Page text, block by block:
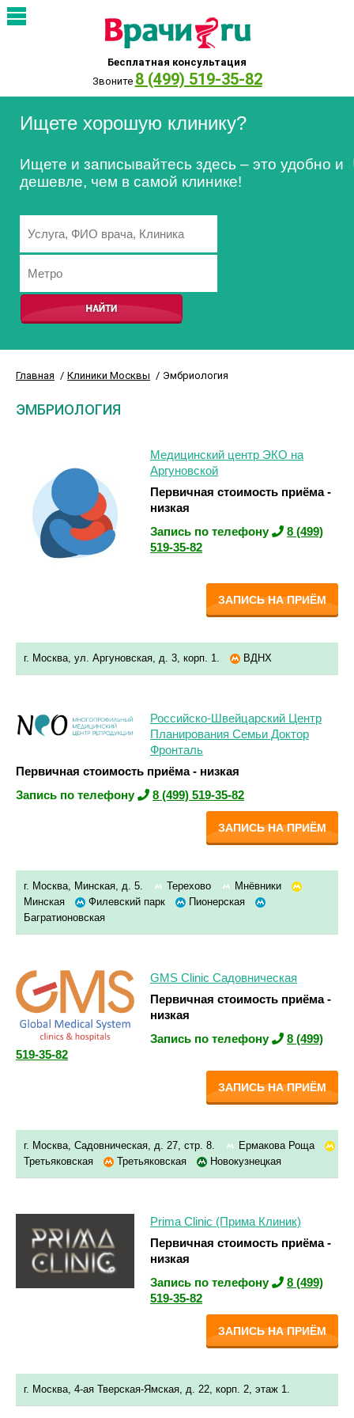
Бесплатная консультация
Звоните 8 (499) 519-35-82
Ищете хорошую клинику?
Ищете и записывайтесь здесь – это удобно и
дешевле, чем в самой клинике!
Главная Клиники Москвы Эмбриология
ЭМБРИОЛОГИЯ
Медицинский центр ЭКО на
Аргуновской
Первичная стоимость приёма -
низкая
Запись по телефону
8 (499)
519-35-82
ЗАПИСЬ НА ПРИЁМ
г. Москва, ул. Аргуновская, д. 3, корп. 1. ВДНХ
Российско-Швейцарский Центр
Планирования Семьи Доктор
Фронталь
Первичная стоимость приёма - низкая
Запись по телефону
8 (499) 519-35-82
ЗАПИСЬ НА ПРИЁМ
г. Москва, Минская, д. 5. Терехово
Мнёвники
Минская
Филевский парк
Пионерская
Багратионовская
GMS Clinic Садовническая
Первичная стоимость приёма -
низкая
Запись по телефону
8 (499)
519-35-82
ЗАПИСЬ НА ПРИЁМ
г. Москва, Садовническая, д. 27, стр. 8.
Ермакова Роща
Третьяковская
Третьяковская Новокузнецкая
Prima Clinic (Прима Клиник)
Первичная стоимость приёма -
низкая
Запись по телефону
8 (499)
519-35-82
ЗАПИСЬ НА ПРИЁМ
г. Москва, 4-ая Тверская-Ямская, д. 22, корп. 2, этаж 1.